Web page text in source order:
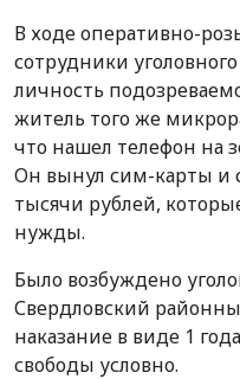
В ходе оперативно-
сотрудники
личность
житель того же
что нашел телефон на
Он вынул сим-карты и
тысячи рублей,
нужды.
Было возбуждено
Свердловский
наказание в виде 1
свободы условно.